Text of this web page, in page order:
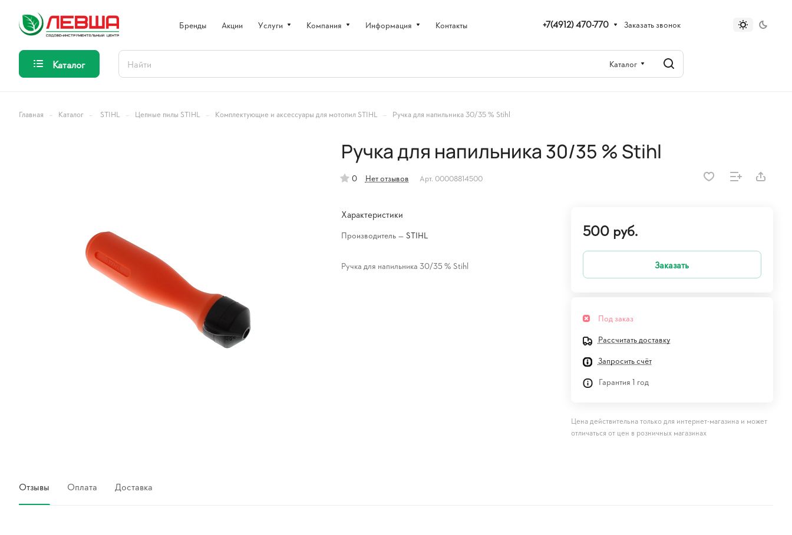
Бренды Акции Услуги Компания Информация Контакты +7(4912) 470-770 Заказать звонок
Каталог Каталог
Главная – Каталог – STIHL – Цепные пилы STIHL – Комплектующие и аксессуары для мотопил STIHL – Ручка для напильника 30/35 % Stihl
Ручка для напильника 30/35 % Stihl
0 Нет отзывов Арт. 00008814500
Характеристики
Производитель — STIHL
Ручка для напильника 30/35 % Stihl
500 руб.
Заказать
Под заказ
Рассчитать доставку
Запросить счёт
Гарантия 1 год
Цена действительна только для интернет-магазина и может
отличаться от цен в розничных магазинах
Отзывы Оплата Доставка